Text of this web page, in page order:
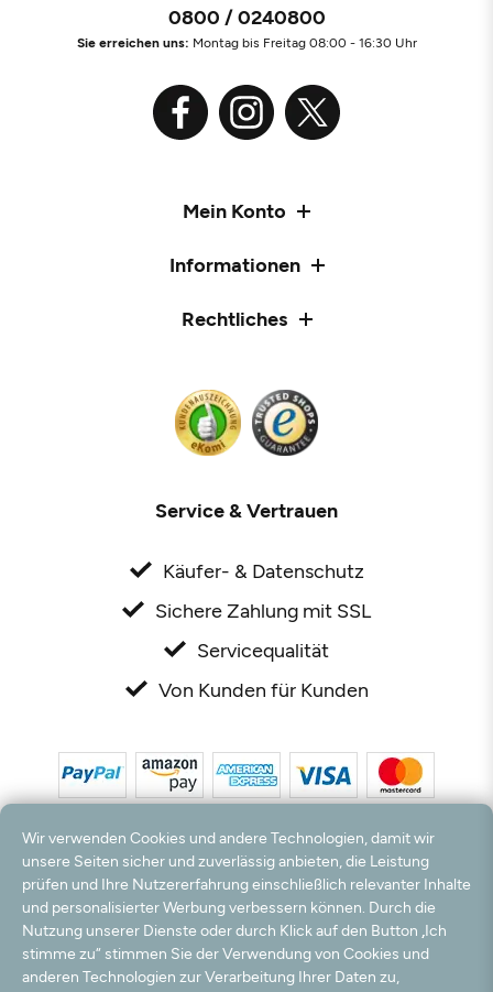
0800 / 0240800
Sie erreichen uns: Montag bis Freitag 08:00 - 16:30 Uhr
Mein Konto
Informationen
Rechtliches
Service & Vertrauen
Käufer- & Datenschutz
Sichere Zahlung mit SSL
Servicequalität
Von Kunden für Kunden
*Alle Preise inkl. MwSt. und zzgl. Versandkosten. **Kostenloser Versand und Rückversand
nur innerhalb Deutschlands und Österreichs.
Hinweis:
Wir nutzen Ihre E-Mail Adresse für werbliche Zwecke, die jederzeit widerrufen
werden können. Ihre Daten werden nicht an Dritte weitergegeben.
Wir verwenden Cookies und andere Technologien, damit wir
unsere Seiten sicher und zuverlässig anbieten, die Leistung
prüfen und Ihre Nutzererfahrung einschließlich relevanter Inhalte
und personalisierter Werbung verbessern können. Durch die
Nutzung unserer Dienste oder durch Klick auf den Button „Ich
stimme zu“ stimmen Sie der Verwendung von Cookies und
anderen Technologien zur Verarbeitung Ihrer Daten zu,